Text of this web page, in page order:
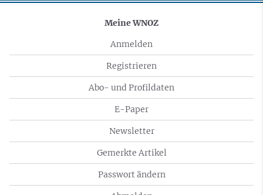
Meine WNOZ
Anmelden
Registrieren
Abo- und Profildaten
E-Paper
Newsletter
Gemerkte Artikel
Passwort ändern